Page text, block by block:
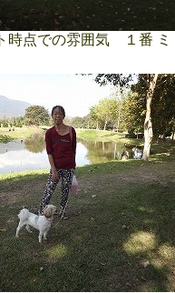
時点での雰囲気 １番